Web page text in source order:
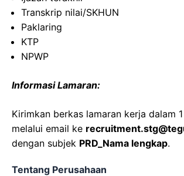
Transkrip nilai/SKHUN
Paklaring
KTP
NPWP
Informasi Lamaran:
Kirimkan berkas lamaran kerja dalam
melalui email ke
dengan subjek PRD_Nama lengkap.
Tentang Perusahaan